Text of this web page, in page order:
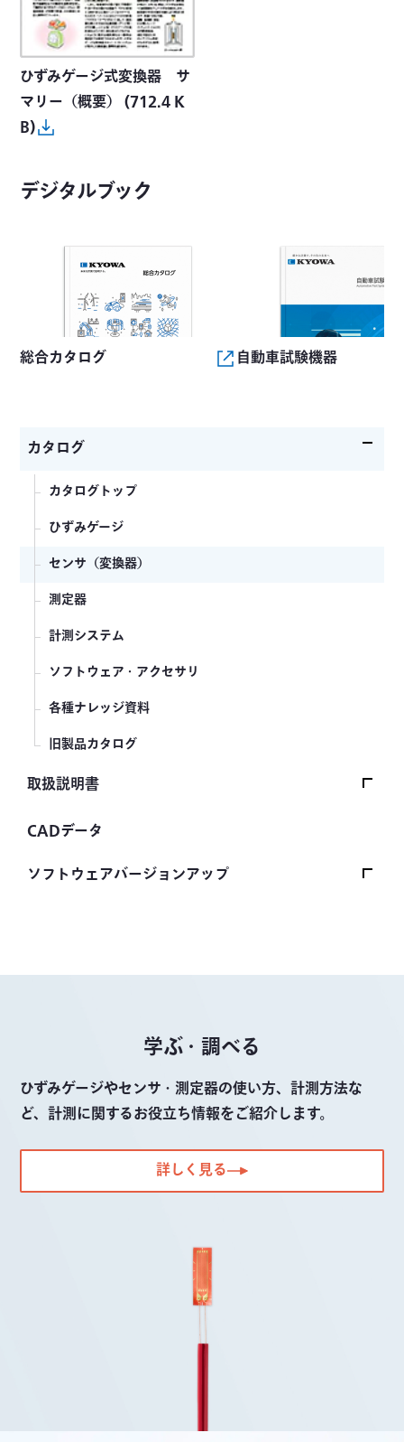
ひずみゲージ式変換器 サ
マリー（概要） (712.4 K
B)
デジタルブック
総合カタログ 自動車試験機器
カタログ
カタログトップ
ひずみゲージ
センサ（変換器）
測定器
計測システム
ソフトウェア・アクセサリ
各種ナレッジ資料
旧製品カタログ
取扱説明書
取扱説明書トップ
ひずみゲージ
土木建築用センサ
ソフトウェア
ブリッジボックス
アクセサリ
CADデータ
ソフトウェアバージョンアップ
学ぶ・調べる
ひずみゲージやセンサ・測定器の使い方、計測方法な
ど、計測に関するお役立ち情報をご紹介します。
詳しく見る